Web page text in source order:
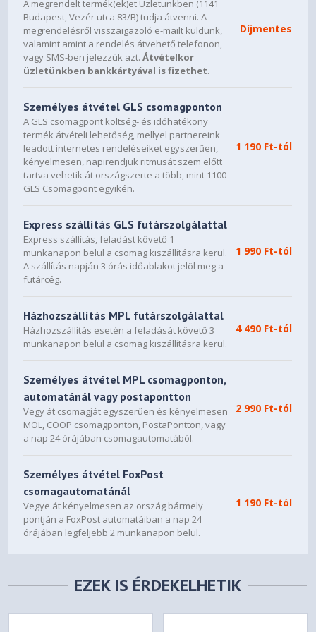
A megrendelt termék(ek)et Üzletünkben (1141
Budapest, Vezér utca 83/B) tudja átvenni. A
megrendelésről visszaigazoló e-mailt küldünk,
valamint amint a rendelés átvehető telefonon,
vagy SMS-ben jelezzük azt.Átvételkor
üzletünkben bankkártyával is fizethet.
Díjmentes
Személyes átvétel GLS csomagponton
A GLS csomagpont költség- és időhatékony
termék átvételi lehetőség, mellyel partnereink
leadott internetes rendeléseiket egyszerűen,
kényelmesen, napirendjük ritmusát szem előtt
tartva vehetik át országszerte a több, mint 1100
GLS Csomagpont egyikén.
1 190 Ft-tól
Express szállítás GLS futárszolgálattal
Express szállítás, feladást követő 1
munkanapon belül a csomag kiszállításra kerül.
A szállítás napján 3 órás időablakot jelöl meg a
futárcég.
1 990 Ft-tól
Házhozszállítás MPL futárszolgálattal
Házhozszállítás esetén a feladását követő 3
munkanapon belül a csomag kiszállításra kerül.
4 490 Ft-tól
Személyes átvétel MPL csomagponton,
automatánál vagy postapontton
Vegy át csomagját egyszerűen és kényelmesen
MOL, COOP csomagponton, PostaPontton, vagy
a nap 24 órájában csomagautomatából.
2 990 Ft-tól
Személyes átvétel FoxPost
csomagautomatánál
Vegye át kényelmesen az ország bármely
pontján a FoxPost automatáiban a nap 24
órájában legfeljebb 2 munkanapon belül.
1 190 Ft-tól
EZEK IS ÉRDEKELHETIK